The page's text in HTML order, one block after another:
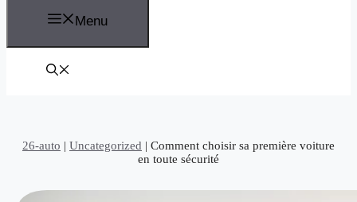
Menu
26-auto | Uncategorized | Comment choisir sa première voiture
en toute sécurité